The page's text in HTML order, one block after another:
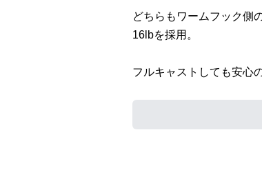
どちらもワームフック側
16lbを採用。
フルキャストしても安心